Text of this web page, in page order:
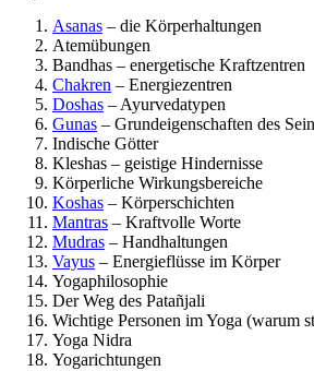
Asanas – die Körperhaltungen
Atemübungen
Bandhas – energetische Kraftzentren
Chakren – Energiezentren
Doshas – Ayurvedatypen
Gunas – Grundeigenschaften des
Indische Götter
Kleshas – geistige Hindernisse
Körperliche Wirkungsbereiche
Koshas – Körperschichten
Mantras – Kraftvolle Worte
Mudras – Handhaltungen
Vayus – Energieflüsse im Körper
Yogaphilosophie
Der Weg des Patañjali
Wichtige Personen im Yoga (warum
Yoga Nidra
Yogarichtungen